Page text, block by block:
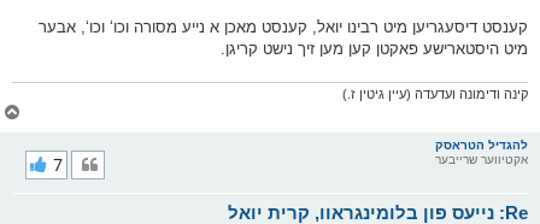
קענסט דיסעגריען מיט רבינו יואל, קענסט מאכן א נייע מסורה וכו‘ וכו‘, אבער
מיט היסטארישע פאקטן קען מען זיך נישט קריגן.
קינה ודימונה ועדעדה (עיין גיטין ז.)
להגדיל הטראסק
אקטיווער שרייבער
Re: נייעס פון בלומינגראוו, קרית יואל
7